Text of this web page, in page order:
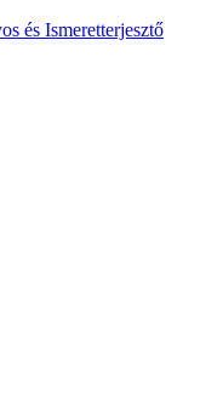
és Ismeretterjesztő